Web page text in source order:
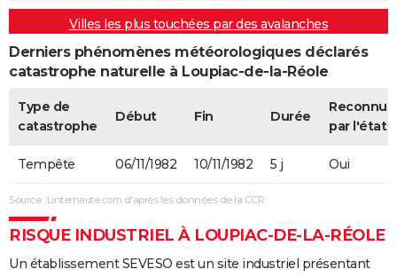
Villes les plus touchées par des avalanches
Derniers phénomènes météorologiques déclarés
catastrophe naturelle à Loupiac-de-la-Réole
Type de
catastrophe
Début Fin Durée
Reconnue
par l'état
Tempête 06/11/1982 10/11/1982 5 j Oui
Source : Linternaute.com d'après les données de la CCR
RISQUE INDUSTRIEL À LOUPIAC-DE-LA-RÉOLE
Un établissement SEVESO est un site industriel présentant